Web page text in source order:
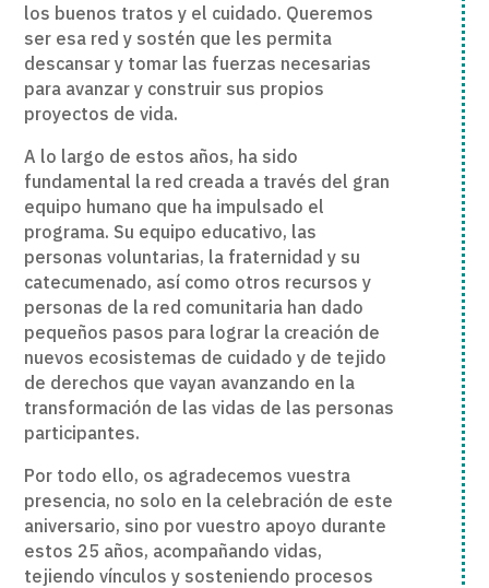
los buenos tratos y el cuidado. Queremos
ser esa red y sostén que les permita
descansar y tomar las fuerzas necesarias
para avanzar y construir sus propios
proyectos de vida.
A lo largo de estos años, ha sido
fundamental la red creada a través del gran
equipo humano que ha impulsado el
programa. Su equipo educativo, las
personas voluntarias, la fraternidad y su
catecumenado, así como otros recursos y
personas de la red comunitaria han dado
pequeños pasos para lograr la creación de
nuevos ecosistemas de cuidado y de tejido
de derechos que vayan avanzando en la
transformación de las vidas de las personas
participantes.
Por todo ello, os agradecemos vuestra
presencia, no solo en la celebración de este
aniversario, sino por vuestro apoyo durante
estos 25 años, acompañando vidas,
tejiendo vínculos y sosteniendo procesos